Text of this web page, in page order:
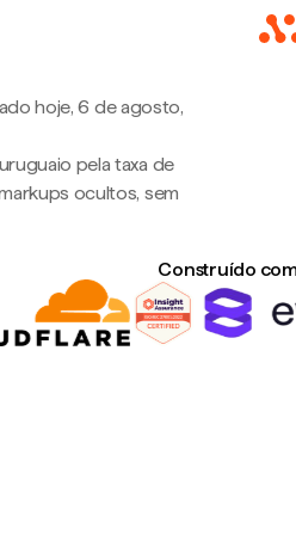
hoje, 6 de agosto,
pela taxa de
ocultos, sem
Construído